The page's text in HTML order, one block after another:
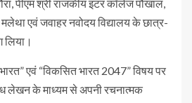
पीएम श्री राजकीय इंटर कॉलेज पौखाल,
एवं जवाहर नवोदय विद्यालय के छात्र-
लिया।
भारत” एवं “विकसित भारत 2047” विषय पर
लेखन के माध्यम से अपनी रचनात्मक